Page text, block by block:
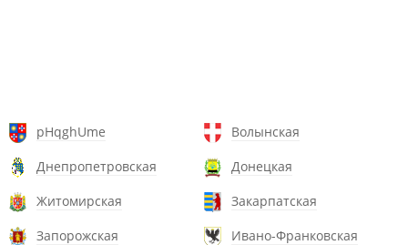
pHqghUme
Волынская
Днепропетровская
Донецкая
Житомирская
Закарпатская
Запорожская
Ивано-Франковская